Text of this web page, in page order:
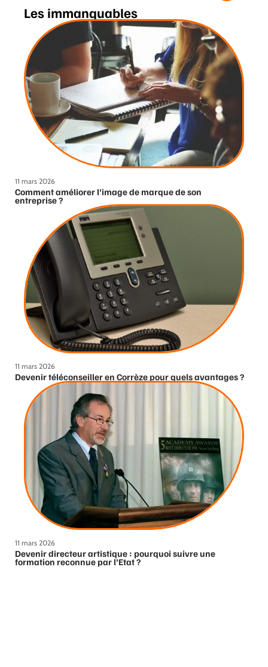
Les immanquables
11 mars 2026
Comment améliorer l’image de marque de son
entreprise ?
11 mars 2026
Devenir téléconseiller en Corrèze pour quels avantages ?
11 mars 2026
Devenir directeur artistique : pourquoi suivre une
formation reconnue par l’Etat ?